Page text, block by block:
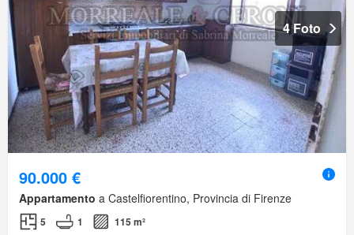
4 Foto
90.000 €
Appartamento a Castelfiorentino, Provincia di Firenze
5 1
115 m²